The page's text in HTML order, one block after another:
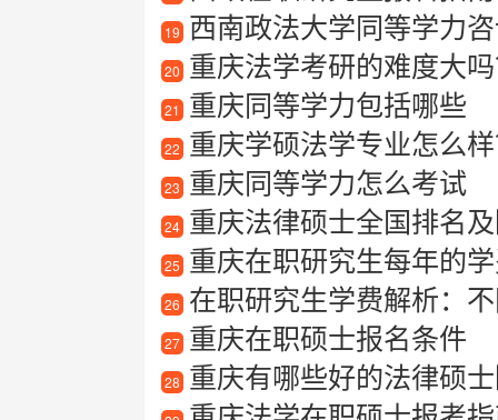
19 西南政法大学同等学力
20 重庆法学考研的难度大
21 重庆同等学力包括哪些
22 重庆学硕法学专业怎么样
23 重庆同等学力怎么考试
24 重庆法律硕士全国排名
25 重庆在职研究生每年的
26 在职研究生学费解析：
27 重庆在职硕士报名条件
28 重庆有哪些好的法律硕